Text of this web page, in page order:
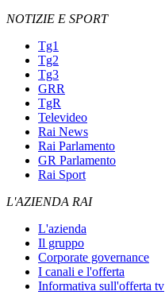
NOTIZIE E SPORT
Tg1
Tg2
Tg3
GRR
TgR
Televideo
Rai News
Rai Parlamento
GR Parlamento
Rai Sport
L'AZIENDA RAI
L'azienda
Il gruppo
Corporate governance
I canali e l'offerta
Informativa sull'offerta tv